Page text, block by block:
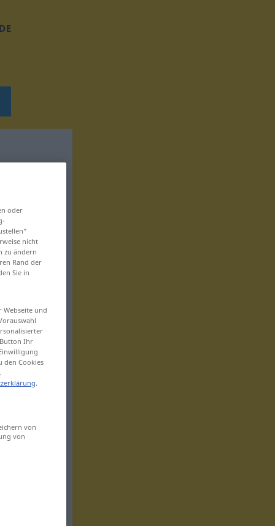
oder
nicht
zu ändern
Rand der
Sie in
und
Ihr
den Cookies
.
von
von